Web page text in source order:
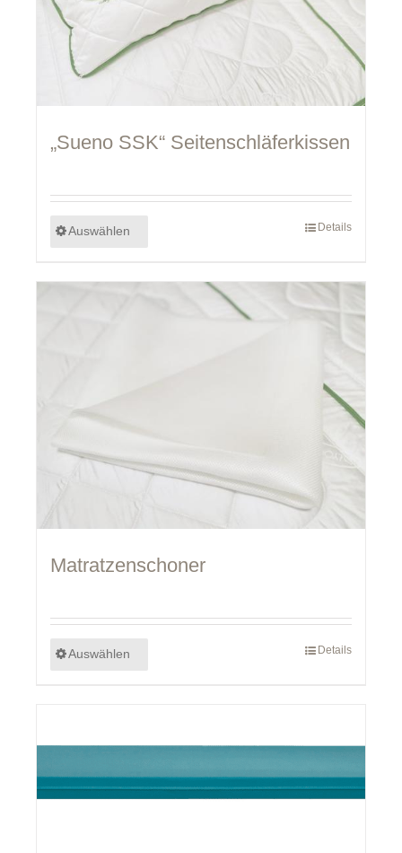
„Sueno SSK“ Seitenschläferkissen
Auswählen Details
Matratzenschoner
Auswählen Details